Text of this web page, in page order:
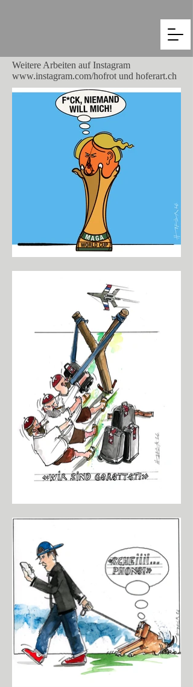
Weitere Arbeiten auf Instagram
www.instagram.com/hofrot und hoferart.ch